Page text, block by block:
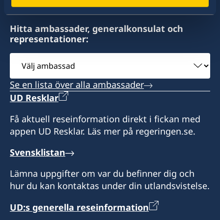
Hitta ambassader, generalkonsulat och
representationer:
Välj
ambassad
Se en lista över alla ambassader
UD Resklar
Få aktuell reseinformation direkt i fickan med
appen UD Resklar. Läs mer på regeringen.se.
Svensklistan
Lämna uppgifter om var du befinner dig och
hur du kan kontaktas under din utlandsvistelse.
UD:s generella reseinformation